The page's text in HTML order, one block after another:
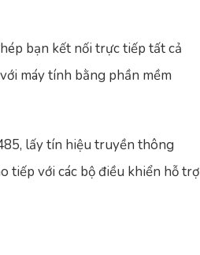
bạn kết nối trực tiếp tất cả
máy tính bằng phần mềm
lấy tín hiệu truyền thông
tiếp với các bộ điều khiển hỗ trợ